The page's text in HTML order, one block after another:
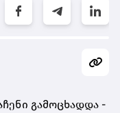
გამოცხადდა -